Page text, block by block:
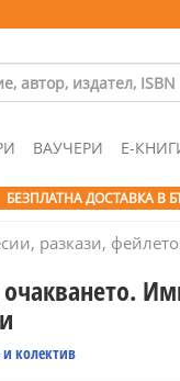
ВАУЧЕРИ Е-
БЕЗПЛАТНА ДОСТАВКА В
разкази,
колектив